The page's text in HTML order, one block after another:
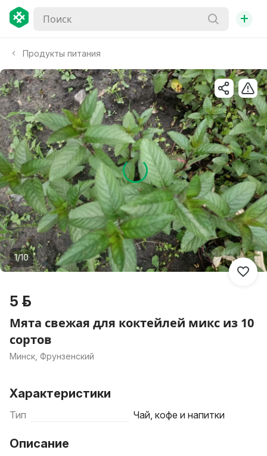
+
Продукты питания
1/10
5 р.
Мята свежая для коктейлей микс из 10
сортов
Минск, Фрунзенский
Характеристики
Тип Чай, кофе и напитки
Описание